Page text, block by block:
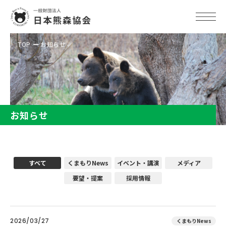
TOP お知らせ
お知らせ
すべて くまもりNews イベント・講演
メディア
要望・提案
採用情報
2026/03/27 くまもりNews